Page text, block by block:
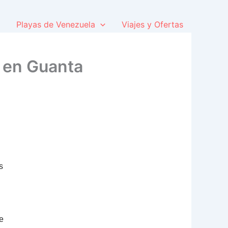
Playas de Venezuela Viajes y Ofertas
Guanta